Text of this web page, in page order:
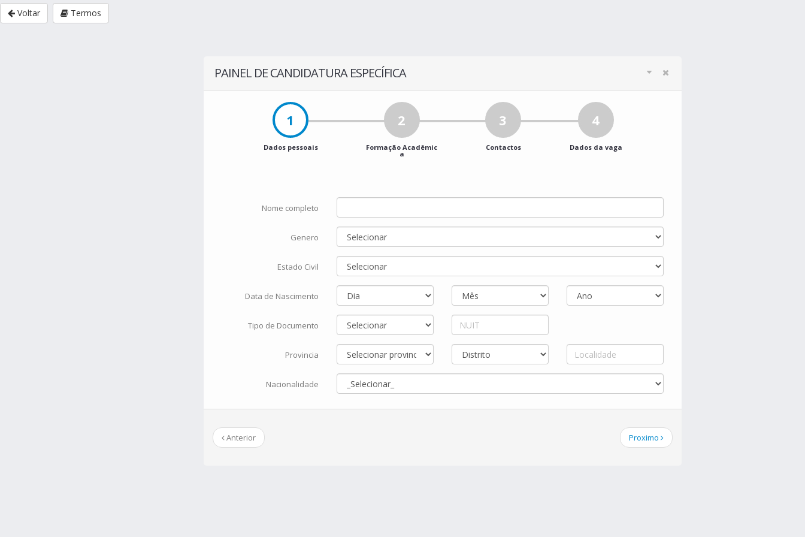
Voltar Termos
PAINEL DE CANDIDATURA ESPECÍFICA
1
Dados pessoais
2
Formação Acadêmic
a
3
Contactos
4
Dados da vaga
Nome completo
Genero
Estado Civil
Data de Nascimento
Tipo de Documento
Provincia
Nacionalidade
Anterior Proximo